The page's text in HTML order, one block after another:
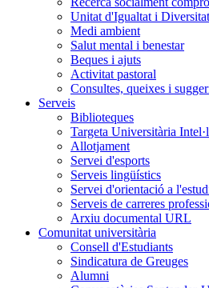
Unitat d'Igualtat i Diversitat
Medi ambient
Salut mental i benestar
Beques i ajuts
Activitat pastoral
Consultes, queixes i
Serveis
Biblioteques
Targeta Universitària
Allotjament
Servei d'esports
Serveis lingüístics
Servei d'orientació a
Serveis de carreres
Arxiu documental URL
Comunitat universitària
Consell d'Estudiants
Sindicatura de Greuges
Alumni